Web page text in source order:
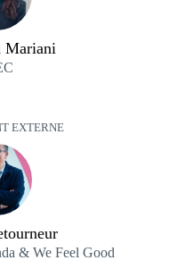
Mariani
EXTERNE
& We Feel Good